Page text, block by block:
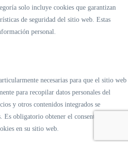
solo incluye cookies que garantizan
de seguridad del sitio web. Estas
personal.
necesarias para que el sitio web
para recopilar datos personales del
y otros contenidos integrados se
Es obligatorio obtener el consentimiento del
en su sitio web.